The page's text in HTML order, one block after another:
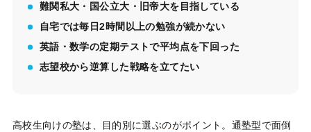
難関私大・国公立大・旧帝大を目指している
自宅では毎日2時間以上の勉強が続かない
英語・数学の定期テストで平均点を下回った
志望校から逆算した戦略を立てたい
高校生向けの塾は、目的別に選ぶのがポイント。通塾型で面倒